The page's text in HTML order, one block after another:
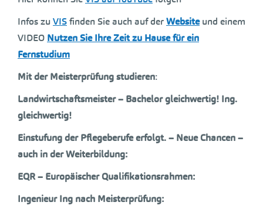
Infos zu VISfinden Sie auch auf derWebsiteund einem
VIDEO Nutzen Sie Ihre Zeit zu Hause für ein
Fernstudium
Mit der Meisterprüfung studieren:
Landwirtschaftsmeister – Bachelor gleichwertig! Ing.
gleichwertig!
Einstufung der Pflegeberufe erfolgt. – Neue Chancen –
auch in der Weiterbildung:
EQR – Europäischer Qualifikationsrahmen:
Ingenieur Ing nach Meisterprüfung: